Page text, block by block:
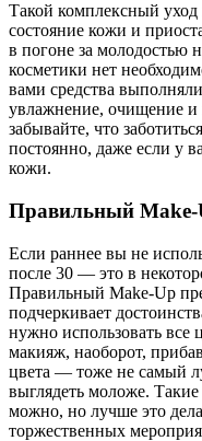
Такой комплексный уход
состояние кожи и
в погоне за молодостью
косметики нет
вами средства
увлажнение, очищение
забывайте, что
постоянно, даже если у
кожи.
Правильный Make-
Если раннее вы не
после 30 — это в
Правильный Make-Up
подчеркивает
нужно использовать все
макияж, наоборот,
цвета — тоже не самый
выглядеть моложе.
можно, но лучше это
торжественных